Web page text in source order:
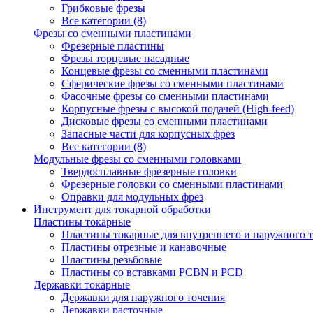
Грибковые фрезы
Все категории (8)
Фрезы со сменными пластинами
Фрезерные пластины
Фрезы торцевые насадные
Концевые фрезы со сменными пластинами
Сферические фрезы со сменными пластинами
Фасочные фрезы со сменными пластинами
Корпусные фрезы с высокой подачей (High-feed)
Дисковые фрезы со сменными пластинами
Запасные части для корпусных фрез
Все категории (8)
Модульные фрезы со сменными головками
Твердосплавные фрезерные головки
Фрезерные головки со сменными пластинами
Оправки для модульных фрез
Инструмент для токарной обработки
Пластины токарные
Пластины токарные для внутреннего и наружного
Пластины отрезные и канавочные
Пластины резьбовые
Пластины со вставками PCBN и PCD
Державки токарные
Державки для наружного точения
Державки расточные